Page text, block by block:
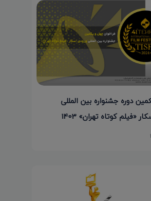
دوره جشنواره بین المللی
«فیلم کوتاه تهران» 1403